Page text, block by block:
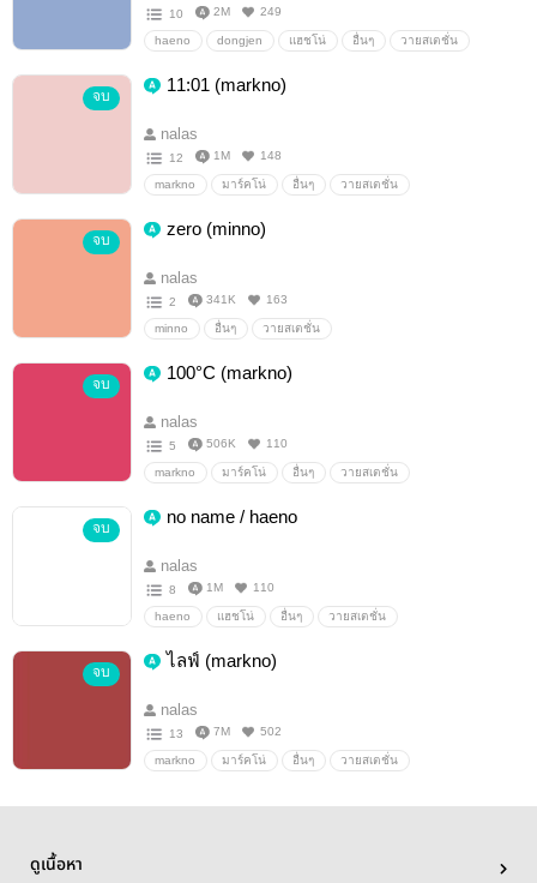
10 2M 249
haeno dongjen แฮชโน่ อื่นๆ วายสเตชั่น
จบ
11:01 (markno)
nalas
12 1M 148
markno มาร์คโน่ อื่นๆ วายสเตชั่น
จบ
zero (minno)
nalas
2 341K 163
minno อื่นๆ วายสเตชั่น
จบ
100°C (markno)
nalas
5 506K 110
markno มาร์คโน่ อื่นๆ วายสเตชั่น
จบ
no name / haeno
nalas
8 1M 110
haeno แฮชโน่ อื่นๆ วายสเตชั่น
จบ
ไลฟ์ (markno)
nalas
13 7M 502
markno มาร์คโน่ อื่นๆ วายสเตชั่น
ดูเนื้อหา